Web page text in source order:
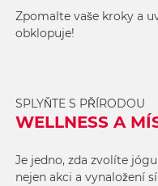
Zpomalte vaše kroky a
obklopuje!
SPLYŇTE S PŘÍRODOU
WELLNESS A
Je jedno, zda zvolíte
nejen akci a vynaložení